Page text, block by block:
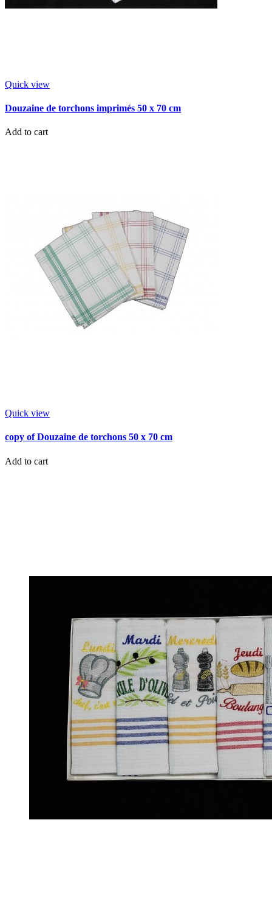
Quick view
Douzaine de torchons imprimés 50 x 70 cm
Add to cart
Quick view
copy of Douzaine de torchons 50 x 70 cm
Add to cart